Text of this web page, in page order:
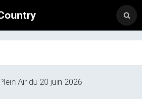
Air du 20 juin 2026